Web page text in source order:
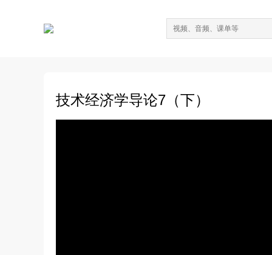
技术经济学导论7（下）